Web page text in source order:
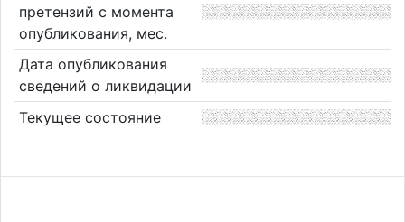
претензий с момента
опубликования, мес.
Дата опубликования
сведений о ликвидации
Текущее состояние